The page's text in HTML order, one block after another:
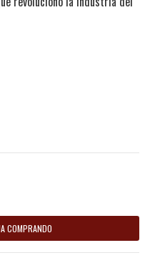
COMPRANDO